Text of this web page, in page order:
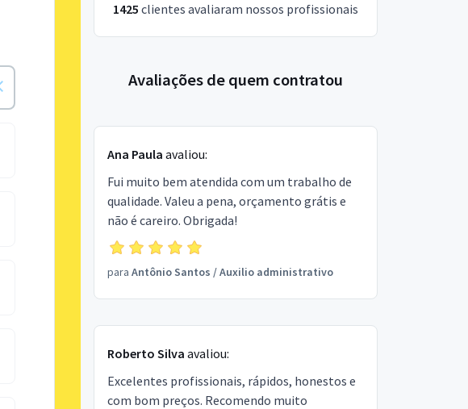
1425 clientes avaliaram nossos profissionais
Avaliações de quem contratou
Ana Paula avaliou:
Fui muito bem atendida com um trabalho de
qualidade. Valeu a pena, orçamento grátis e
não é careiro. Obrigada!
para Antônio Santos /Auxilio administrativo
Roberto Silva avaliou:
Excelentes profissionais, rápidos, honestos e
com bom preços. Recomendo muito